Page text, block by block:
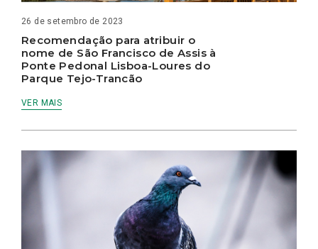
26 de setembro de 2023
Recomendação para atribuir o
nome de São Francisco de Assis à
Ponte Pedonal Lisboa-Loures do
Parque Tejo-Trancão
VER MAIS